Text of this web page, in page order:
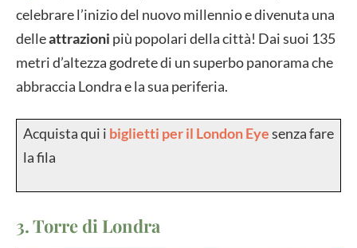
celebrare l’inizio del nuovo millennio e divenuta una
delleattrazioni più popolari della città! Dai suoi 135
metri d’altezza godrete di un superbo panorama che
abbraccia Londra e la sua periferia.
Acquista qui i biglietti per il London Eyesenza fare
la fila
3. Torre di Londra